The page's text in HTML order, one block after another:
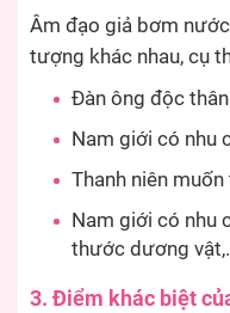
Âm đạo giả bơm
tượng khác nhau, cụ
Đàn ông độc thân
Nam giới có nhu
Thanh niên
Nam giới có nhu
thước dương
3. Điểm khác biệt